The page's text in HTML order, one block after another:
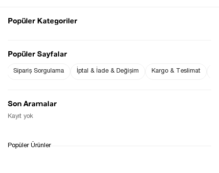
RETURN AND EXCHANGE
Popüler Kategoriler
Popüler Sayfalar
Sipariş Sorgulama İptal & İade & Değişim Kargo & Teslimat
Son Aramalar
Kayıt yok
Popüler Ürünler